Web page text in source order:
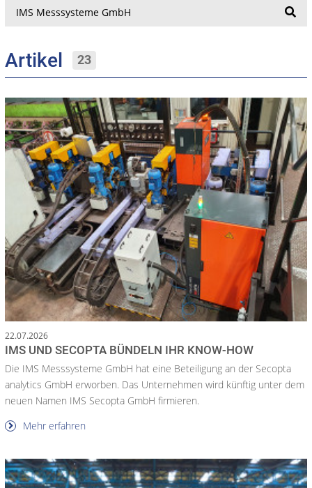
Artikel 23
22.07.2026
IMS UND SECOPTA BÜNDELN IHR KNOW-HOW
Die IMS Messsysteme GmbH hat eine Beteiligung an der Secopta
analytics GmbH erworben. Das Unternehmen wird künftig unter dem
neuen Namen IMS Secopta GmbH firmieren.
Mehr erfahren